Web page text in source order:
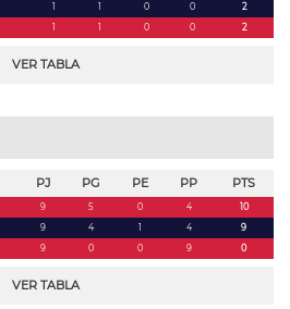
1 1 0 0
2
1 1 0 0 2
VER TABLA
PJ PG PE PP PTS
9 5 0 4
10
9 4 1 4
9
9 0 0 9 0
VER TABLA